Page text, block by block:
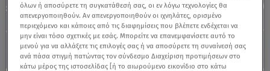
όλων ή αποσύρετε τη συγκατάθεσή σας, οι εν λόγω τεχνολογίες θα
απενεργοποιηθούν. Αν απενεργοποιηθούν οι ιχνηλάτες, ορισμένο
περιεχόμενο και κάποιες από τις διαφημίσεις που βλέπετε ενδέχεται να
μην είναι τόσο σχετικές με εσάς. Μπορείτε να επανεμφανίσετε αυτό το
μενού για να αλλάξετε τις επιλογές σας ή να αποσύρετε τη συναίνεσή σας
ανά πάσα στιγμή πατώντας τον σύνδεσμο Διαχείριση προτιμήσεων στο
κάτω μέρος της ιστοσελίδας [ή το αιωρούμενο εικονίδιο στο κάτω